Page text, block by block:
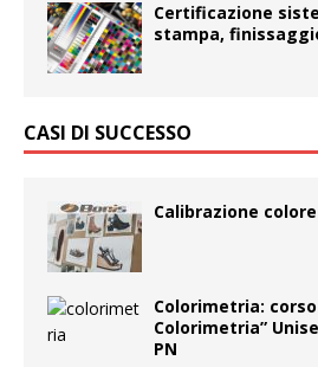
Certificazione
stampa,
CASI DI SUCCESSO
Calibrazione colore
Colorimetria:
Colorimetria”
PN